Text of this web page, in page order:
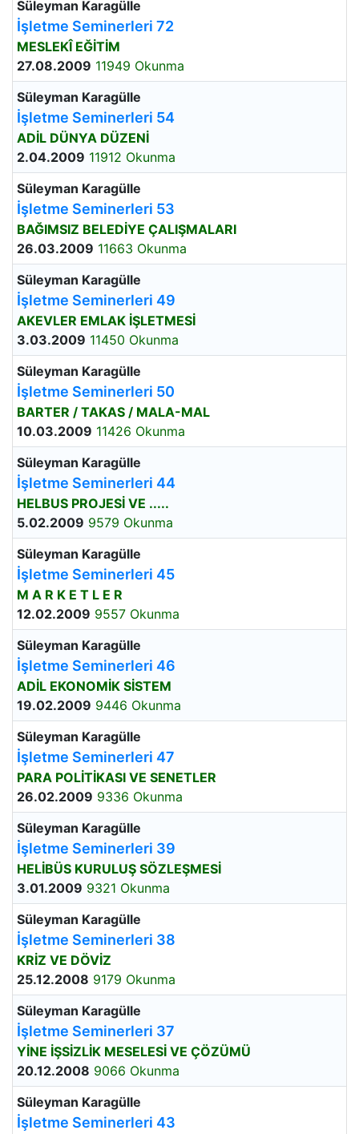
Süleyman Karagülle
İşletme Seminerleri 72
MESLEKÎ EĞİTİM
27.08.2009 11949 Okunma
Süleyman Karagülle
İşletme Seminerleri 54
ADİL DÜNYA DÜZENİ
2.04.2009 11912 Okunma
Süleyman Karagülle
İşletme Seminerleri 53
BAĞIMSIZ BELEDİYE ÇALIŞMALARI
26.03.2009 11663 Okunma
Süleyman Karagülle
İşletme Seminerleri 49
AKEVLER EMLAK İŞLETMESİ
3.03.2009 11450 Okunma
Süleyman Karagülle
İşletme Seminerleri 50
BARTER / TAKAS / MALA-MAL
10.03.2009 11426 Okunma
Süleyman Karagülle
İşletme Seminerleri 44
HELBUS PROJESİ VE .....
5.02.2009 9579 Okunma
Süleyman Karagülle
İşletme Seminerleri 45
M A R K E T L E R
12.02.2009 9557 Okunma
Süleyman Karagülle
İşletme Seminerleri 46
ADİL EKONOMİK SİSTEM
19.02.2009 9446 Okunma
Süleyman Karagülle
İşletme Seminerleri 47
PARA POLİTİKASI VE SENETLER
26.02.2009 9336 Okunma
Süleyman Karagülle
İşletme Seminerleri 39
HELİBÜS KURULUŞ SÖZLEŞMESİ
3.01.2009 9321 Okunma
Süleyman Karagülle
İşletme Seminerleri 38
KRİZ VE DÖVİZ
25.12.2008 9179 Okunma
Süleyman Karagülle
İşletme Seminerleri 37
YİNE İŞSİZLİK MESELESİ VE ÇÖZÜMÜ
20.12.2008 9066 Okunma
Süleyman Karagülle
İşletme Seminerleri 43